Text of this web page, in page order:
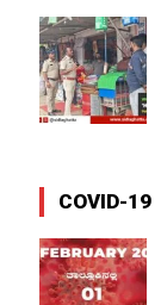
COVID-19